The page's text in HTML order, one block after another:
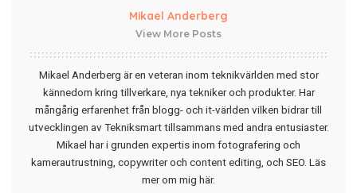
Mikael Anderberg
View More Posts
Mikael Anderberg är en veteran inom teknikvärlden med stor
kännedom kring tillverkare, nya tekniker och produkter. Har
mångårig erfarenhet från blogg- och it-världen vilken bidrar till
utvecklingen av Tekniksmart tillsammans med andra entusiaster.
Mikael har i grunden expertis inom fotografering och
kamerautrustning, copywriter och content editing, och SEO. Läs
mer om mig här.